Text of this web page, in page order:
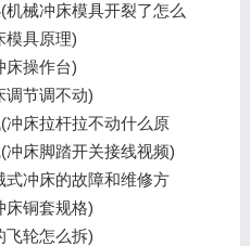
械冲床模具开裂了怎么
模具原理)
床操作台)
调节调不动)
床拉杆拉不动什么原
床脚踏开关接线视频)
冲床的故障和维修方
床铜套规格)
飞轮怎么拆)